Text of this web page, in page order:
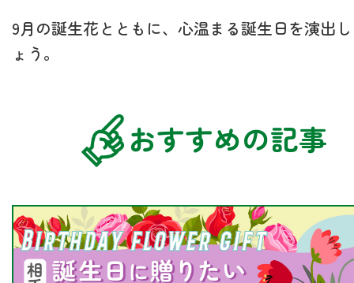
9月の誕生花とともに、心温まる誕生日を演出
ょう。
おすすめの記事